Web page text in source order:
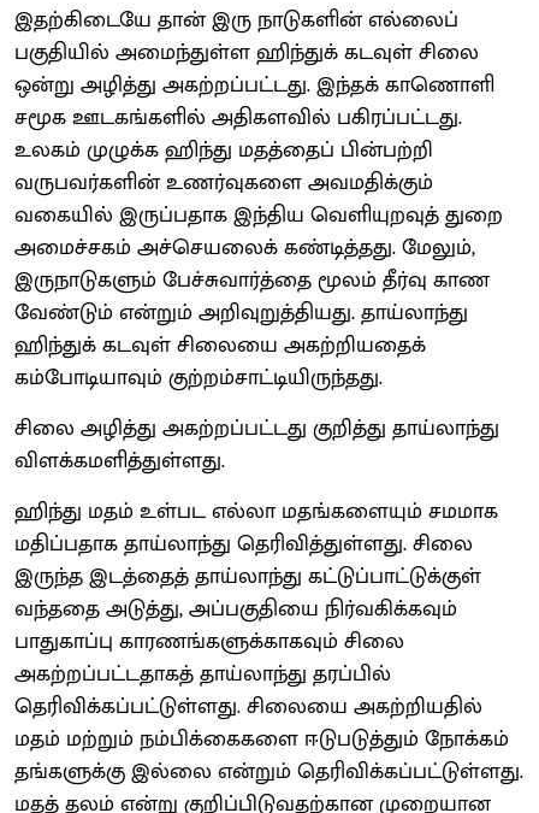
இதற்கிடையே தான் இரு நாடுகளின் எல்லைப்
பகுதியில் அமைந்துள்ள ஹிந்துக் கடவுள் சிலை
ஒன்று அழித்து அகற்றப்பட்டது. இந்தக் காணொளி
சமூக ஊடகங்களில் அதிகளவில் பகிரப்பட்டது.
உலகம் முழுக்க ஹிந்து மதத்தைப் பின்பற்றி
வருபவர்களின் உணர்வுகளை அவமதிக்கும்
வகையில் இருப்பதாக இந்திய வெளியுறவுத் துறை
அமைச்சகம் அச்செயலைக் கண்டித்தது. மேலும்,
இருநாடுகளும் பேச்சுவார்த்தை மூலம் தீர்வு காண
வேண்டும் என்றும் அறிவுறுத்தியது. தாய்லாந்து
ஹிந்துக் கடவுள் சிலையை அகற்றியதைக்
கம்போடியாவும் குற்றம்சாட்டியிருந்தது.
சிலை அழித்து அகற்றப்பட்டது குறித்து தாய்லாந்து
விளக்கமளித்துள்ளது.
ஹிந்து மதம் உள்பட எல்லா மதங்களையும் சமமாக
மதிப்பதாக தாய்லாந்து தெரிவித்துள்ளது. சிலை
இருந்த இடத்தைத் தாய்லாந்து கட்டுப்பாட்டுக்குள்
வந்ததை அடுத்து, அப்பகுதியை நிர்வகிக்கவும்
பாதுகாப்பு காரணங்களுக்காகவும் சிலை
அகற்றப்பட்டதாகத் தாய்லாந்து தரப்பில்
தெரிவிக்கப்பட்டுள்ளது. சிலையை அகற்றியதில்
மதம் மற்றும் நம்பிக்கைகளை ஈடுபடுத்தும் நோக்கம்
தங்களுக்கு இல்லை என்றும் தெரிவிக்கப்பட்டுள்ளது.
மதத் தலம் என்று குறிப்பிடுவதற்கான முறையான